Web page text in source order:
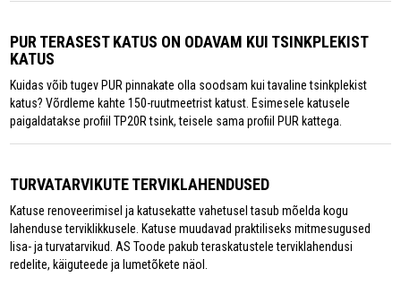
PUR TERASEST KATUS ON ODAVAM KUI TSINKPLEKIST
KATUS
Kuidas võib tugev PUR pinnakate olla soodsam kui tavaline tsinkplekist
katus? Võrdleme kahte 150-ruutmeetrist katust. Esimesele katusele
paigaldatakse profiil TP20R tsink, teisele sama profiil PUR kattega.
TURVATARVIKUTE TERVIKLAHENDUSED
Katuse renoveerimisel ja katusekatte vahetusel tasub mõelda kogu
lahenduse terviklikkusele. Katuse muudavad praktiliseks mitmesugused
lisa- ja turvatarvikud. AS Toode pakub teraskatustele terviklahendusi
redelite, käiguteede ja lumetõkete näol.